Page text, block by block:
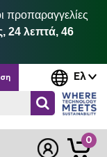
προπαραγγελίες
24 λεπτά, 46
Ελ
0